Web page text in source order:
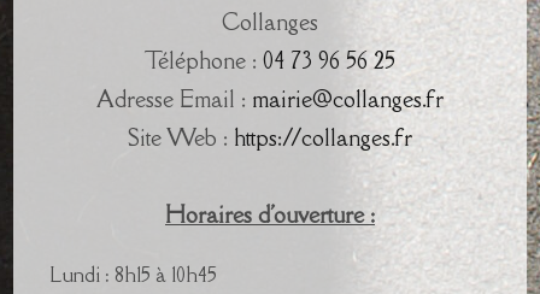
Collanges
Téléphone : 04 73 96 56 25
Adresse Email : mairie@collanges.fr
Site Web : https://collanges.fr
Horaires d'ouverture :
Lundi : 8h15 à 10h45